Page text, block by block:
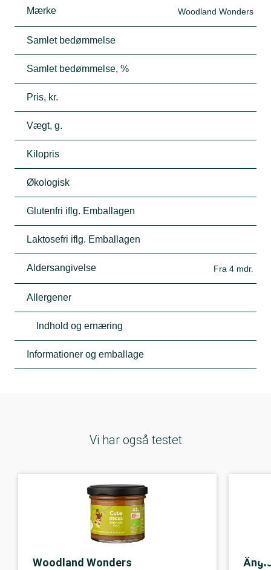
Mærke Woodland Wonders
Samlet bedømmelse
Samlet bedømmelse, %
Pris, kr.
Vægt, g.
Kilopris
Økologisk
Glutenfri iflg. Emballagen
Laktosefri iflg. Emballagen
Aldersangivelse Fra 4 mdr.
Allergener
Indhold og ernæring
Informationer og emballage
Vi har også testet
Woodland Wonders